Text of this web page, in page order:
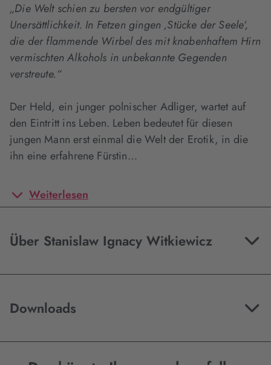
„Die Welt schien zu bersten vor endgültiger
Unersättlichkeit. In Fetzen gingen ‚Stücke der Seele‘,
die der flammende Wirbel des mit knabenhaftem Hirn
vermischten Alkohols in unbekannte Gegenden
verstreute.“
Der Held, ein junger polnischer Adliger, wartet auf
den Eintritt ins Leben. Leben bedeutet für diesen
jungen Mann erst einmal die Welt der Erotik, in die
ihn eine erfahrene Fürstin…
Weiterlesen
Über Stanislaw Ignacy Witkiewicz
Downloads